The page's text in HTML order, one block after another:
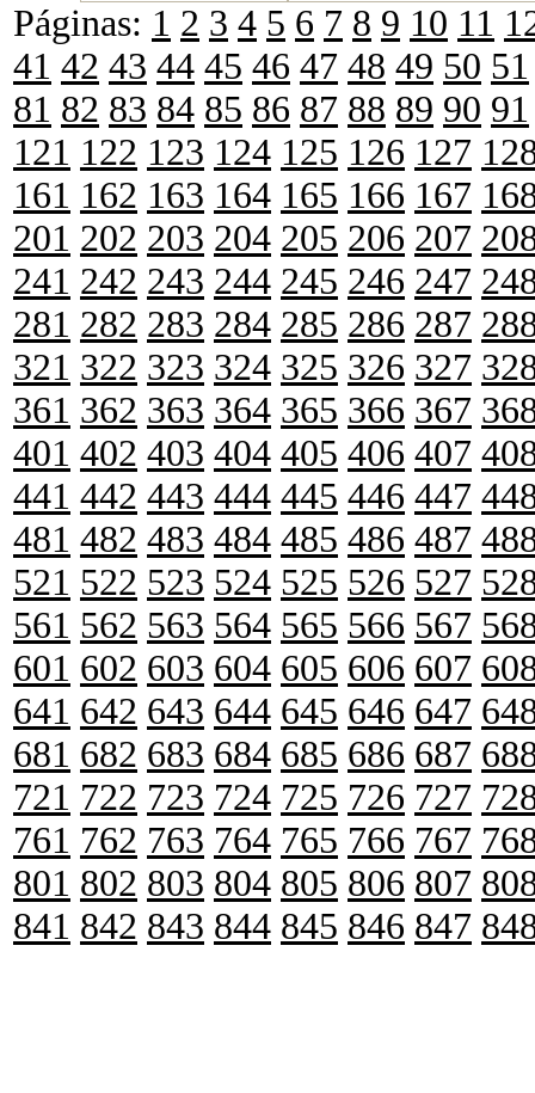
Páginas: 1 2 3 4 5 6 7 8 9 10 11
41 42 43 44 45 46 47 48 49 50 51
81 82 83 84 85 86 87 88 89 90 91
121 122 123 124 125 126 127
161 162 163 164 165 166 167
201 202 203 204 205 206 207
241 242 243 244 245 246 247
281 282 283 284 285 286 287
321 322 323 324 325 326 327
361 362 363 364 365 366 367
401 402 403 404 405 406 407
441 442 443 444 445 446 447
481 482 483 484 485 486 487
521 522 523 524 525 526 527
561 562 563 564 565 566 567
601 602 603 604 605 606 607
641 642 643 644 645 646 647
681 682 683 684 685 686 687
721 722 723 724 725 726 727
761 762 763 764 765 766 767
801 802 803 804 805 806 807
841 842 843 844 845 846 847